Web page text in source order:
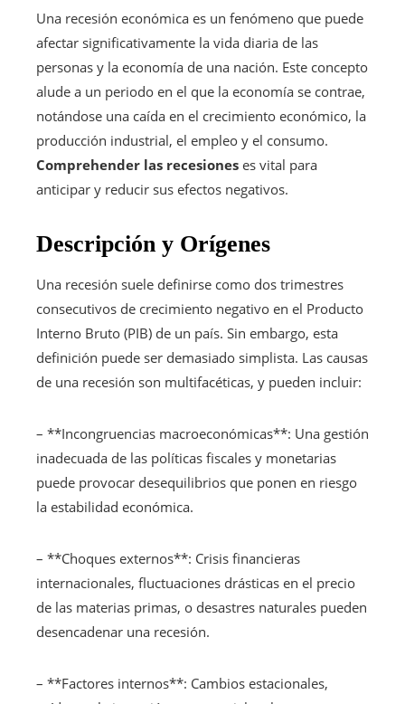
Una recesión económica es un fenómeno que puede
afectar significativamente la vida diaria de las
personas y la economía de una nación. Este concepto
alude a un periodo en el que la economía se contrae,
notándose una caída en el crecimiento económico, la
producción industrial, el empleo y el consumo.
Comprehender las recesiones es vital para
anticipar y reducir sus efectos negativos.
Descripción y Orígenes
Una recesión suele definirse como dos trimestres
consecutivos de crecimiento negativo en el Producto
Interno Bruto (PIB) de un país. Sin embargo, esta
definición puede ser demasiado simplista. Las causas
de una recesión son multifacéticas, y pueden incluir:
– **Incongruencias macroeconómicas**: Una gestión
inadecuada de las políticas fiscales y monetarias
puede provocar desequilibrios que ponen en riesgo
la estabilidad económica.
– **Choques externos**: Crisis financieras
internacionales, fluctuaciones drásticas en el precio
de las materias primas, o desastres naturales pueden
desencadenar una recesión.
– **Factores internos**: Cambios estacionales,